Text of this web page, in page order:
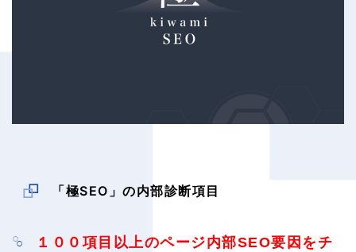
「極SEO」の内部診断項目
１００項目以上のページ内部SEO要因をチ